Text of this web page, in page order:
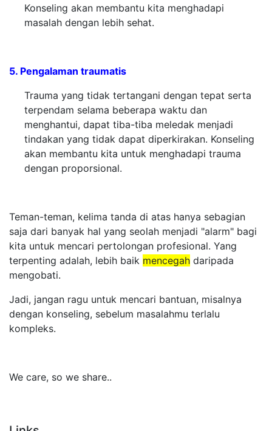
Konseling akan membantu kita menghadapi
masalah dengan lebih sehat.
5. Pengalaman traumatis
Trauma yang tidak tertangani dengan tepat serta
terpendam selama beberapa waktu dan
menghantui, dapat tiba-tiba meledak menjadi
tindakan yang tidak dapat diperkirakan. Konseling
akan membantu kita untuk menghadapi trauma
dengan proporsional.
Teman-teman, kelima tanda di atas hanya sebagian
saja dari banyak hal yang seolah menjadi "alarm" bagi
kita untuk mencari pertolongan profesional. Yang
terpenting adalah, lebih baik mencegah daripada
mengobati.
Jadi, jangan ragu untuk mencari bantuan, misalnya
dengan konseling, sebelum masalahmu terlalu
kompleks.
We care, so we share..